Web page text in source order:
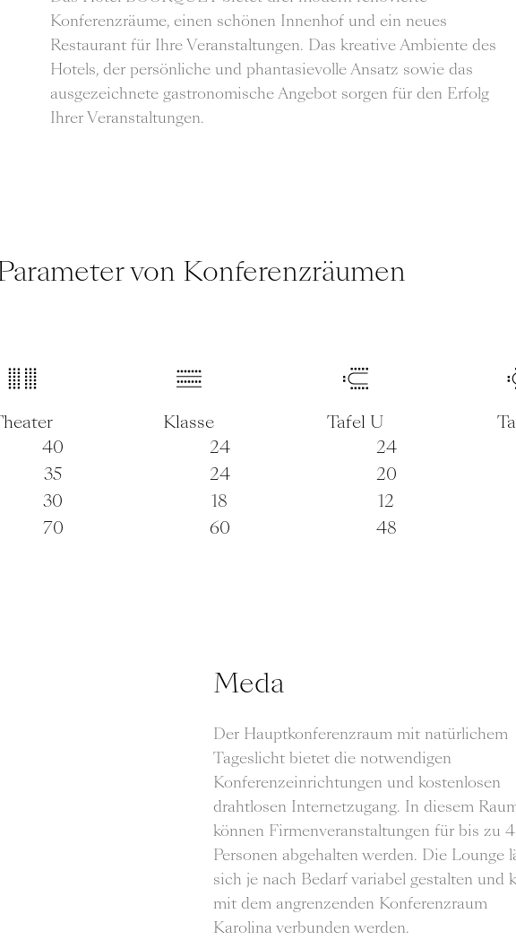
Konferenzräume, einen schönen Innenhof und ein neues
Restaurant für Ihre Veranstaltungen. Das kreative Ambiente des
Hotels, der persönliche und phantasievolle Ansatz sowie das
ausgezeichnete gastronomische Angebot sorgen für den Erfolg
Ihrer Veranstaltungen.
von Konferenzräumen
Klasse Tafel U
40 24 24
35 24 20
30 18 12
70 60 48
Meda
Der Hauptkonferenzraum mit natürlichem
Tageslicht bietet die notwendigen
Konferenzeinrichtungen und kostenlosen
drahtlosen Internetzugang. In diesem
können Firmenveranstaltungen für bis zu
Personen abgehalten werden. Die Lounge
sich je nach Bedarf variabel gestalten und
mit dem angrenzenden Konferenzraum
Karolina verbunden werden.